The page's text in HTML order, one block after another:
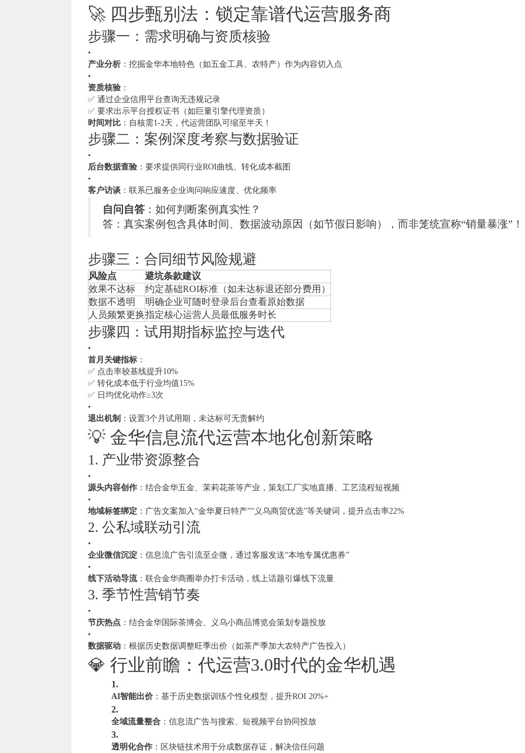
🚀 四步甄别法：锁定靠谱代运营服务商
步骤一：需求明确与资质核验
•
产业分析：挖掘金华本地特色（如五金工具、农特产）作为内容切入点
•
资质核验：
✅ 通过企业信用平台查询无违规记录
✅ 要求出示平台授权证书（如巨量引擎代理资质）
时间对比：自核需1-2天，代运营团队可缩至半天！
步骤二：案例深度考察与数据验证
•
后台数据查验：要求提供同行业ROI曲线、转化成本截图
•
客户访谈：联系已服务企业询问响应速度、优化频率
自问自答：如何判断案例真实性？
答：真实案例包含具体时间、数据波动原因（如节假日影响），而非笼统宣称“销量暴涨”！
步骤三：合同细节风险规避
风险点
避坑条款建议
效果不达标
约定基础ROI标准（如未达标退还部分费用）
数据不透明
明确企业可随时登录后台查看原始数据
人员频繁更换指定核心运营人员最低服务时长
步骤四：试用期指标监控与迭代
•
首月关键指标：
✅ 点击率较基线提升10%
✅ 转化成本低于行业均值15%
✅ 日均优化动作≥3次
•
退出机制 ：设置3个月试用期，未达标可无责解约
💡 金华信息流代运营本地化创新策略
1. 产业带资源整合
•
源头内容创作：结合金华五金、茉莉花茶等产业，策划工厂实地直播、工艺流程短视频
•
地域标签绑定 ：广告文案加入“金华夏日特产”“义乌商贸优选”等关键词，提升点击率22%
2. 公私域联动引流
•
企业微信沉淀：信息流广告引流至企微，通过客服发送“本地专属优惠券”
•
线下活动导流：联合金华商圈举办打卡活动，线上话题引爆线下流量
3. 季节性营销节奏
•
节庆热点：结合金华国际茶博会、义乌小商品博览会策划专题投放
•
数据驱动：根据历史数据调整旺季出价（如茶产季加大农特产广告投入）
💎 行业前瞻：代运营3.0时代的金华机遇
1.
AI智能出价：基于历史数据训练个性化模型，提升ROI 20%+
2.
全域流量整合：信息流广告与搜索、短视频平台协同投放
3.
透明化合作：区块链技术用于分成数据存证，解决信任问题